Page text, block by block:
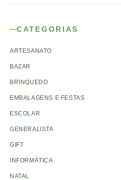
CATEGORIAS
ARTESANATO
BAZAR
BRINQUEDO
EMBALAGENS E FESTAS
ESCOLAR
GENERALISTA
GIFT
INFORMÁTICA
NATAL